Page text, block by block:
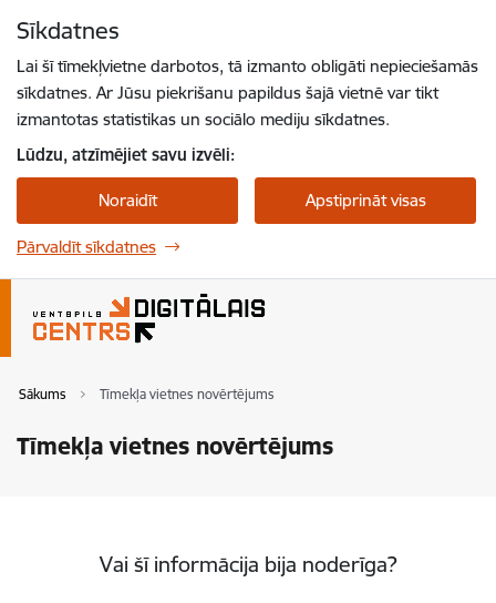
Sīkdatnes
Lai šī tīmekļvietne darbotos, tā izmanto obligāti nepieciešamās
sīkdatnes. Ar Jūsu piekrišanu papildus šajā vietnē var tikt
izmantotas statistikas un sociālo mediju sīkdatnes.
Lūdzu, atzīmējiet savu izvēli:
Noraidīt Apstiprināt visas
Pārvaldīt sīkdatnes
Sākums Tīmekļa vietnes novērtējums
Tīmekļa vietnes novērtējums
Vai šī informācija bija noderīga?